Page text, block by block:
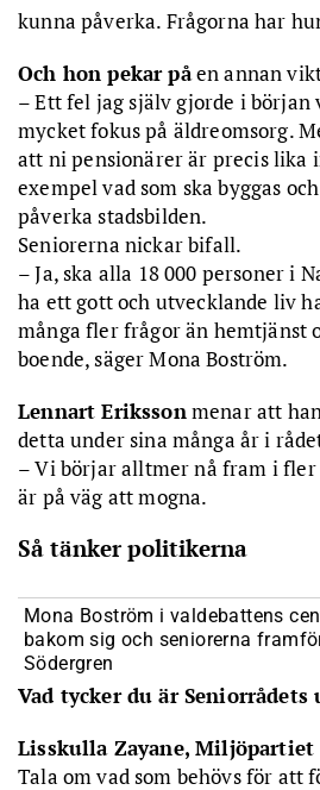
kunna påverka. Frågorna har
Och hon pekar påen annan
– Ett fel jag själv gjorde i början
mycket fokus på äldreomsorg.
att ni pensionärer är precis lika
exempel vad som ska byggas
påverka stadsbilden.
Seniorerna nickar bifall.
– Ja, ska alla 18 000 personer i
ha ett gott och utvecklande liv
många fler frågor än hemtjänst
boende, säger Mona Boström.
Lennart Erikssonmenar att
detta under sina många år i
– Vi börjar alltmer nå fram i fler
är på väg att mogna.
Så tänker politikerna
Mona Boström i valdebattens
bakom sig och seniorerna
Södergren
Vad tycker du är Seniorrådets
Lisskulla Zayane, Miljöpartiet
Tala om vad som behövs för att